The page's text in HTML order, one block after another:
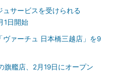
ュサービスを受けられる
1日開始
ヴァーチュ 日本橋三越店」を9
旗艦店、2月19日にオープン